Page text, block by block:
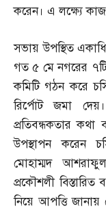
করেন। এ লক্ষ্যে
সভায় উপস্থিত
গত ৫ মে নগরের
কমিটি গঠন করে
রির্পোট জমা
প্রতিবন্ধকতার কথা
উপস্থাপন করেন
মোহাম্মদ
প্রকৌশলী বিস্তারিত
নিয়ে আপত্তি জানায়